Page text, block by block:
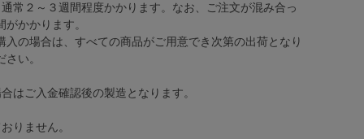
常２～３週間程度かかります。なお、ご注文が混み合っ
かかります。
入の場合は、すべての商品がご用意でき次第の出荷となり
い。
はご入金確認後の製造となります。
りません。